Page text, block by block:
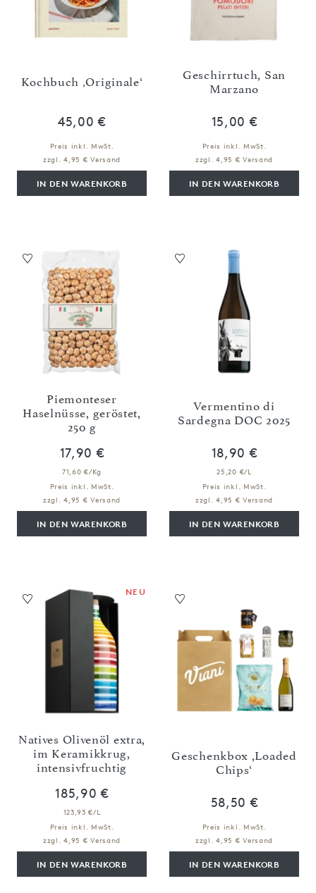
Kochbuch ‚Originale‘
45,00 €
Preis inkl. MwSt.
zzgl. 4,95 € Versand
IN DEN WARENKORB
Geschirrtuch, San
Marzano
15,00 €
Preis inkl. MwSt.
zzgl. 4,95 € Versand
IN DEN WARENKORB
Piemonteser
Haselnüsse, geröstet,
250 g
17,90 €
71,60 €/Kg
Preis inkl. MwSt.
zzgl. 4,95 € Versand
IN DEN WARENKORB
Vermentino di
Sardegna DOC 2025
18,90 €
25,20 €/L
Preis inkl. MwSt.
zzgl. 4,95 € Versand
IN DEN WARENKORB
Natives Olivenöl extra,
im Keramikkrug,
intensivfruchtig
185,90 €
123,93 €/L
Preis inkl. MwSt.
zzgl. 4,95 € Versand
IN DEN WARENKORB
NEU
Geschenkbox ,Loaded
Chips‘
58,50 €
Preis inkl. MwSt.
zzgl. 4,95 € Versand
IN DEN WARENKORB